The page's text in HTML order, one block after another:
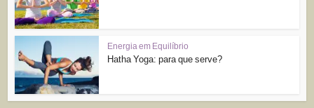
Energia em Equilíbrio
Hatha Yoga: para que serve?